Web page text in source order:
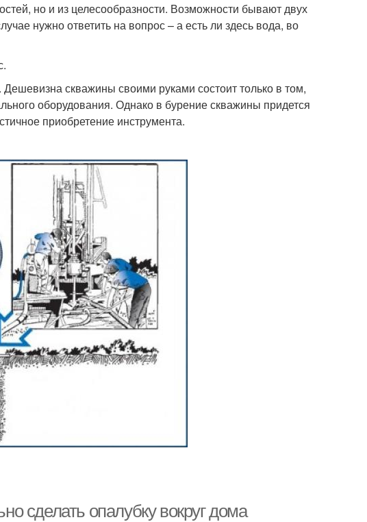
но и из целесообразности. Возможности бывают двух
нужно ответить на вопрос – а есть ли здесь вода, во
скважины своими руками состоит только в том,
оборудования. Однако в бурение скважины придется
приобретение инструмента.
сделать опалубку вокруг дома